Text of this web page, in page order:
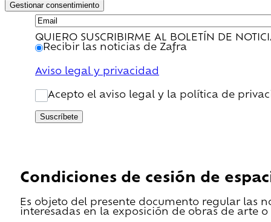
Gestionar consentimiento
QUIERO SUSCRIBIRME AL BOLETÍN DE
Recibir las noticias de Zafra
Aviso legal y privacidad
Acepto el aviso legal y la política de
Suscríbete
Condiciones de cesión de
Es objeto del presente documento regular las
interesadas en la exposición de obras de arte